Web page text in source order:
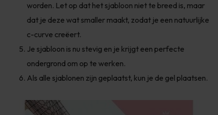
worden. Let op dat het sjabloon niet te breed is, maar
dat je deze wat smaller maakt, zodat je een natuurlijke
c-curve creëert.
Je sjabloon is nu stevig en je krijgt een perfecte
ondergrond om op te werken.
Als alle sjablonen zijn geplaatst, kun je de gel plaatsen.